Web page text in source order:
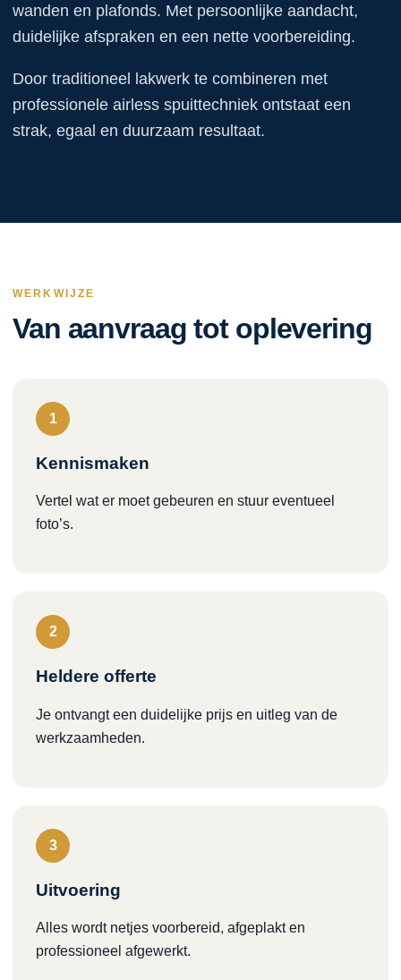
wanden en plafonds. Met persoonlijke aandacht,
duidelijke afspraken en een nette voorbereiding.
Door traditioneel lakwerk te combineren met
professionele airless spuittechniek ontstaat een
strak, egaal en duurzaam resultaat.
WERKWIJZE
Van aanvraag tot oplevering
1
Kennismaken
Vertel wat er moet gebeuren en stuur eventueel
foto’s.
2
Heldere offerte
Je ontvangt een duidelijke prijs en uitleg van de
werkzaamheden.
3
Uitvoering
Alles wordt netjes voorbereid, afgeplakt en
professioneel afgewerkt.